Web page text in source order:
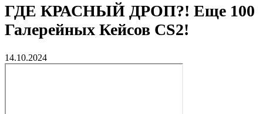
ГДЕ КРАСНЫЙ ДРОП?! Еще 100
Галерейных Кейсов CS2!
14.10.2024